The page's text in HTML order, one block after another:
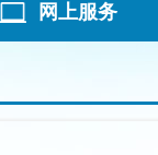
网上服务